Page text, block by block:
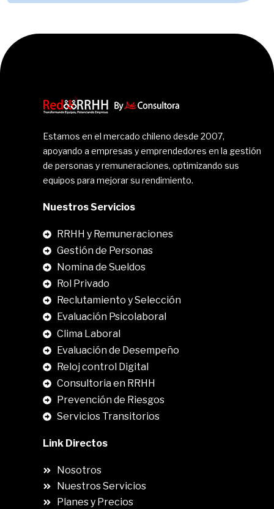
Estamos en el mercado chileno desde 2007,
apoyando a empresas y emprendedores en la gestión
de personas y remuneraciones, optimizando sus
equipos para mejorar su rendimiento.
Nuestros Servicios
RRHH y Remuneraciones
Gestión de Personas
Nomina de Sueldos
Rol Privado
Reclutamiento y Selección
Evaluación Psicolaboral
Clima Laboral
Evaluación de Desempeño
Reloj control Digital
Consultoria en RRHH
Prevención de Riesgos
Servicios Transitorios
Link Directos
Nosotros
Nuestros Servicios
Planes y Precios